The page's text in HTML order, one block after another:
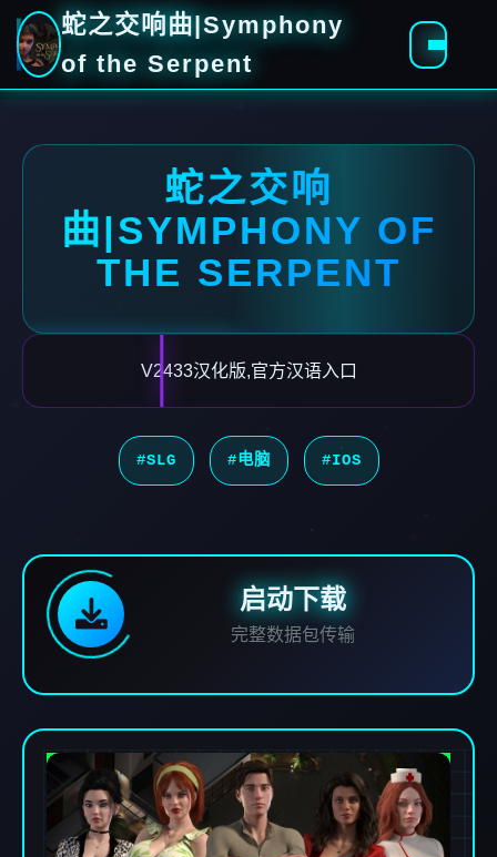
蛇之交响曲|Symphony
of the Serpent
蛇之交响
曲|SYMPHONY OF
THE SERPENT
V2433汉化版,官方汉语入口
#SLG #电脑 #IOS
启动下载
完整数据包传输